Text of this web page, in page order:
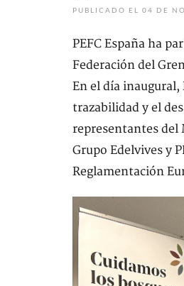
PUBLICADO EL 04 DE
PEFC España ha
Federación del
En el día inaugural,
trazabilidad y el
representantes del
Grupo Edelvives y
Reglamentación